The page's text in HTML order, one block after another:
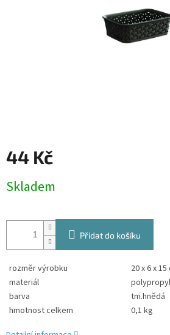
44 Kč
cena:
Skladem
Přidat do košíku
rozměr výrobku
20 x 6 x
materiál
barva
tm.hnědá
hmotnost celkem
0,1 kg